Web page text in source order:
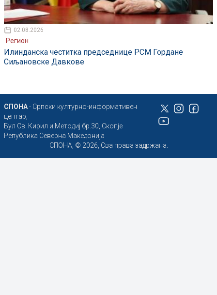
02.08.2026
Регион
Илинданска честитка председнице РСМ Гордане
Сиљановске Давкове
СПОНА- Српски културно-информативен
центар,
Бул Св. Кирил и Методиј бр.30, Скопје
Република Северна Македонија
СПОНА, © 2026, Сва права задржана.